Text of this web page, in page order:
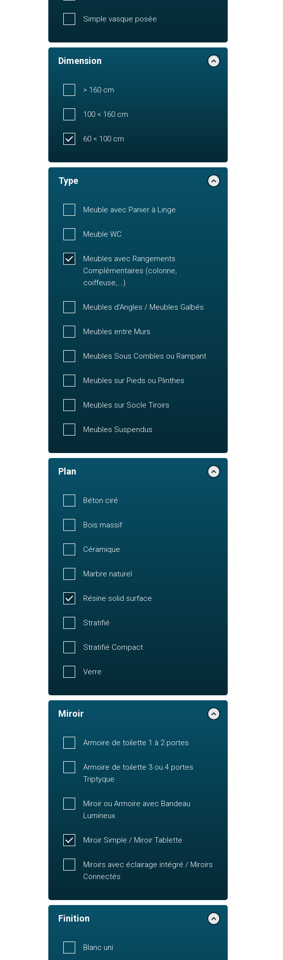
Simple vasque posée
Dimension
> 160 cm
100 < 160 cm
60 < 100 cm
Type
Meuble avec Panier à Linge
Meuble WC
Meubles avec Rangements
Complémentaires (colonne,
coiffeuse,...)
Meubles d'Angles / Meubles Galbés
Meubles entre Murs
Meubles Sous Combles ou Rampant
Meubles sur Pieds ou Plinthes
Meubles sur Socle Tiroirs
Meubles Suspendus
Plan
Béton ciré
Bois massif
Céramique
Marbre naturel
Résine solid surface
Stratifié
Stratifié Compact
Verre
Miroir
Armoire de toilette 1 à 2 portes
Armoire de toilette 3 ou 4 portes
Triptyque
Miroir ou Armoire avec Bandeau
Lumineux
Miroir Simple / Miroir Tablette
Miroirs avec éclairage intégré / Miroirs
Connectés
Finition
Blanc uni